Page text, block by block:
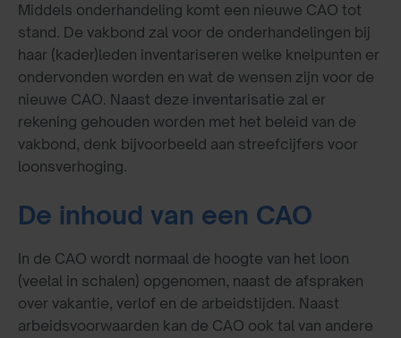
Middels onderhandeling komt een nieuwe CAO tot
stand. De vakbond zal voor de onderhandelingen bij
haar (kader)leden inventariseren welke knelpunten er
ondervonden worden en wat de wensen zijn voor de
nieuwe CAO. Naast deze inventarisatie zal er
rekening gehouden worden met het beleid van de
vakbond, denk bijvoorbeeld aan streefcijfers voor
loonsverhoging.
De inhoud van een CAO
In de CAO wordt normaal de hoogte van het loon
(veelal in schalen) opgenomen, naast de afspraken
over vakantie, verlof en de arbeidstijden. Naast
arbeidsvoorwaarden kan de CAO ook tal van andere